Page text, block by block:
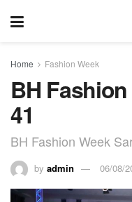
Home Fashion Week
BH
41
BH Fashion Week
by admin 06/08/